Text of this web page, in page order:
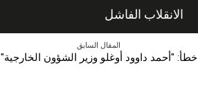
الانقلاب الفاشل
المقال السابق
خطأ: "أحمد داوود أوغلو وزير الشؤون الخارجية"